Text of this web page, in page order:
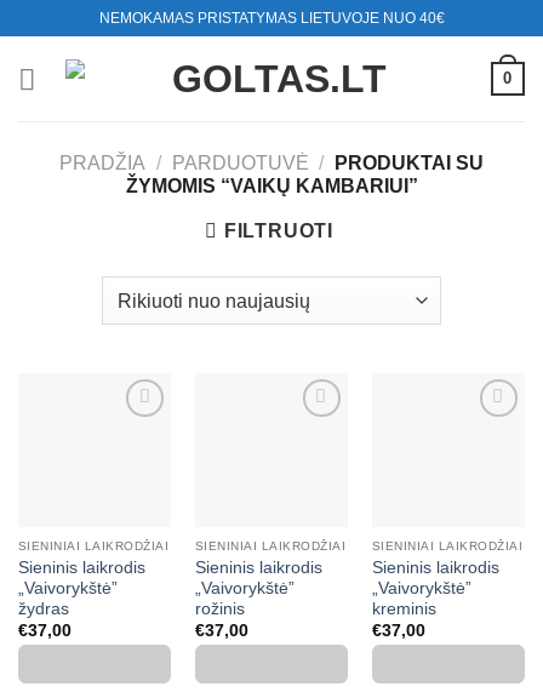
content
NEMOKAMAS PRISTATYMAS LIETUVOJE NUO 40€
0
PRADŽIA / PARDUOTUVĖ /
PRODUKTAI SU
ŽYMOMIS “VAIKŲ KAMBARIUI”
FILTRUOTI
SIENINIAI LAIKRODŽIAI
Sieninis laikrodis
„Vaivorykštė”
žydras
€37,00
SIENINIAI LAIKRODŽIAI
Sieninis laikrodis
„Vaivorykštė”
rožinis
€37,00
SIENINIAI LAIKRODŽIAI
Sieninis laikrodis
„Vaivorykštė”
kreminis
€37,00